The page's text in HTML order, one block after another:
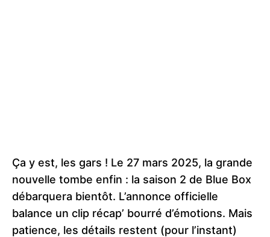
Ça y est, les gars ! Le 27 mars 2025, la grande
nouvelle tombe enfin : la saison 2 de Blue Box
débarquera bientôt. L’annonce officielle
balance un clip récap’ bourré d’émotions. Mais
patience, les détails restent (pour l’instant)